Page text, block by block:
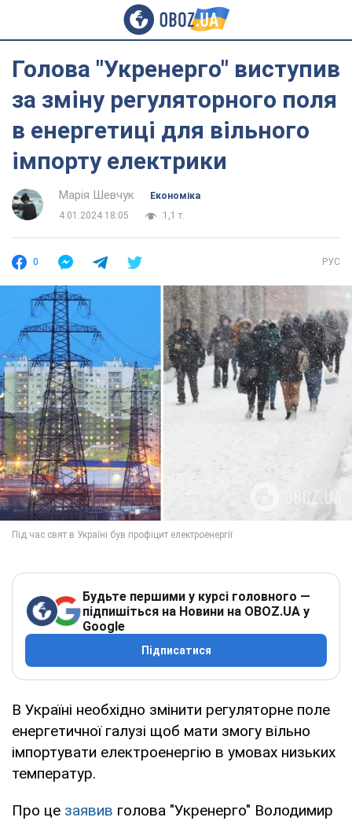
Голова "Укренерго" виступив
за зміну регуляторного поля
в енергетиці для вільного
імпорту електрики
Марія Шевчук
Економіка
4.01.2024 18:05
1,1 т.
0 РУС
Будьте першими у курсі головного —
підпишіться на Новини на OBOZ.UA у
Google
Підписатися
В Україні необхідно змінити регуляторне поле
енергетичної галузі щоб мати змогу вільно
імпортувати електроенергію в умовах низьких
температур.
Про це заявив голова "Укренерго" Володимир